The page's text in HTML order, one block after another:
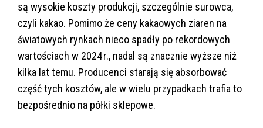
są wysokie koszty produkcji, szczególnie surowca,
czyli kakao. Pomimo że ceny kakaowych ziaren na
światowych rynkach nieco spadły po rekordowych
wartościach w 2024 r., nadal są znacznie wyższe niż
kilka lat temu. Producenci starają się absorbować
część tych kosztów, ale w wielu przypadkach trafia to
bezpośrednio na półki sklepowe.